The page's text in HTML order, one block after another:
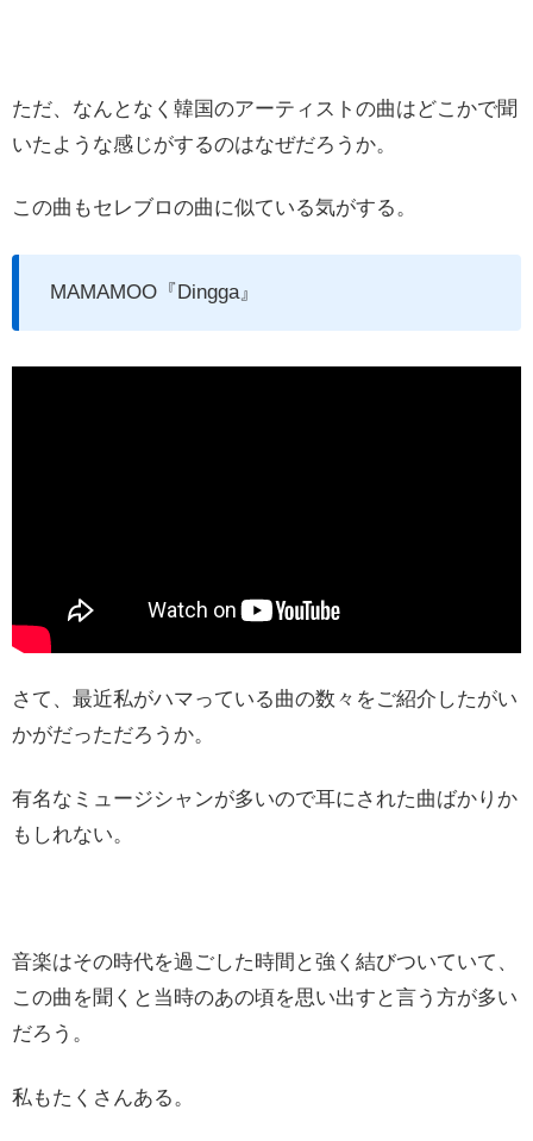
ただ、なんとなく韓国のアーティストの曲はどこかで聞
いたような感じがするのはなぜだろうか。
この曲もセレブロの曲に似ている気がする。
MAMAMOO『Dingga』
さて、最近私がハマっている曲の数々をご紹介したがい
かがだっただろうか。
有名なミュージシャンが多いので耳にされた曲ばかりか
もしれない。
音楽はその時代を過ごした時間と強く結びついていて、
この曲を聞くと当時のあの頃を思い出すと言う方が多い
だろう。
私もたくさんある。